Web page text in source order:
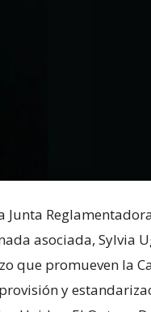
Junta
asociada, Sylvia
que promueven la
y